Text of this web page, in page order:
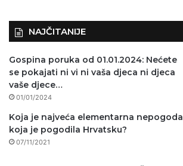
NAJČITANIJE
Gospina poruka od 01.01.2024: Nećete
se pokajati ni vi ni vaša djeca ni djeca
vaše djece…
01/01/2024
Koja je najveća elementarna nepogoda
koja je pogodila Hrvatsku?
07/11/2021